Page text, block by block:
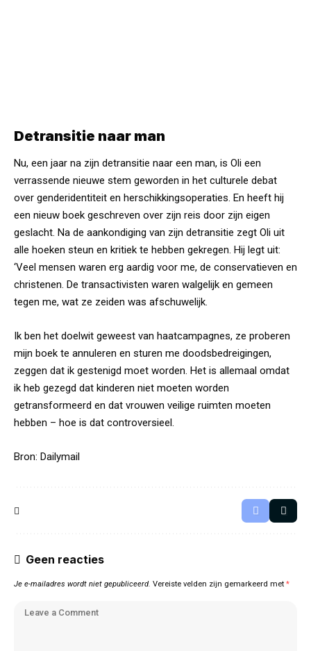
Detransitie naar man
Nu, een jaar na zijn detransitie naar een man, is Oli een
verrassende nieuwe stem geworden in het culturele debat
over genderidentiteit en herschikkingsoperaties. En heeft hij
een nieuw boek geschreven over zijn reis door zijn eigen
geslacht. Na de aankondiging van zijn detransitie zegt Oli uit
alle hoeken steun en kritiek te hebben gekregen. Hij legt uit:
‘Veel mensen waren erg aardig voor me, de conservatieven en
christenen. De transactivisten waren walgelijk en gemeen
tegen me, wat ze zeiden was afschuwelijk.
Ik ben het doelwit geweest van haatcampagnes, ze proberen
mijn boek te annuleren en sturen me doodsbedreigingen,
zeggen dat ik gestenigd moet worden. Het is allemaal omdat
ik heb gezegd dat kinderen niet moeten worden
getransformeerd en dat vrouwen veilige ruimten moeten
hebben – hoe is dat controversieel.
Bron: Dailymail
Geen reacties
Je e-mailadres wordt niet gepubliceerd. Vereiste velden zijn gemarkeerd met *